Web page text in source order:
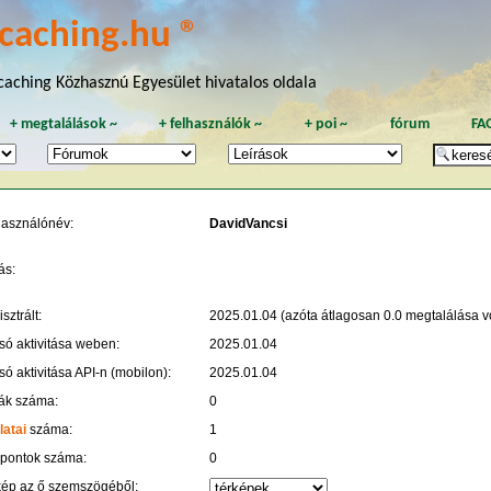
®
Közhasznú Egyesület hivatalos oldala
+ megtalálások~ +felhasználók ~ + poi~ fórum
DavidVancsi
2025.01.04 (azóta átlagosan 0.0 megtalálása
aktivitása weben:
2025.01.04
aktivitása API-n (mobilon):
2025.01.04
száma:
0
száma:
1
száma:
0
az ő szemszögéből: